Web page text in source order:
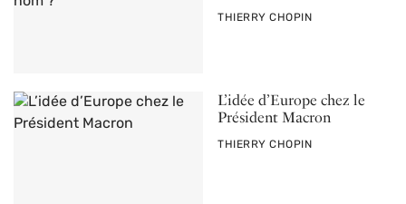
PAR
THIERRY CHOPIN
L’idée d’Europe chez le
Président Macron
PAR
THIERRY CHOPIN